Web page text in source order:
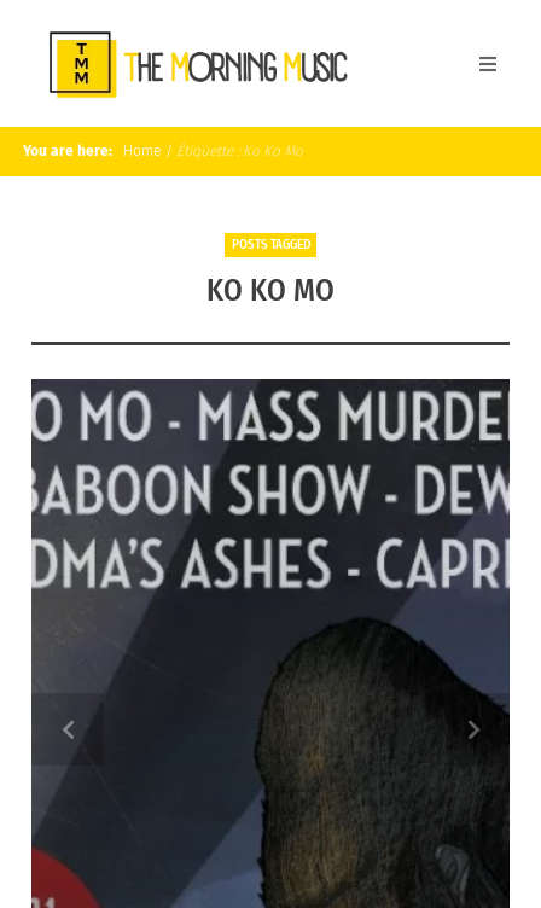
You are here: Home / Étiquette : Ko Ko Mo
POSTS TAGGED
KO KO MO